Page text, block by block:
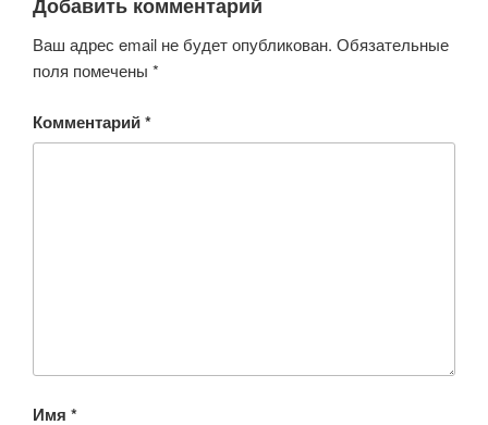
Ваш адрес email не будет опубликован. Обязательные
поля помечены *
Комментарий*
Имя *